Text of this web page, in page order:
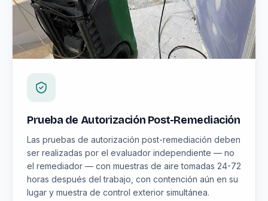
Prueba de Autorización Post-Remediación
Las pruebas de autorización post-remediación deben
ser realizadas por el evaluador independiente — no
el remediador — con muestras de aire tomadas 24-72
horas después del trabajo, con contención aún en su
lugar y muestra de control exterior simultánea.